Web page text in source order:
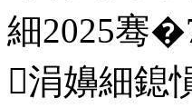
細2025骞
涓嬶細鎴